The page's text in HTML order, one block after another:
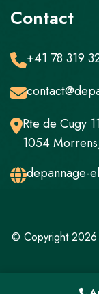
Contact
+41 78 319
Rte de Cugy
1054
depannage-
© Copyright 2026